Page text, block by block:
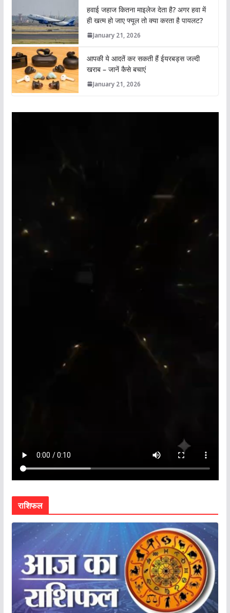
हवाई जहाज कितना माइलेज देता है? अगर हवा में
ही खत्म हो जाए फ्यूल तो क्या करता है पायलट?
January 21, 2026
आपकी ये आदतें कर सकती हैं ईयरबड्स जल्दी
खराब – जानें कैसे बचाएं
January 21, 2026
राशिफल